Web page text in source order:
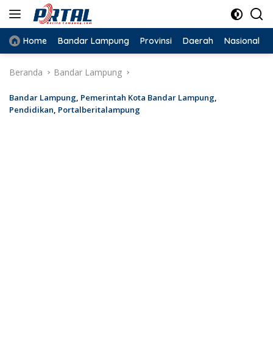
Langsung
konten
Home Bandar Lampung Provinsi Daerah Nasional
Beranda Bandar Lampung
Bandar Lampung, Pemerintah Kota Bandar Lampung,
Pendidikan, Portalberitalampung